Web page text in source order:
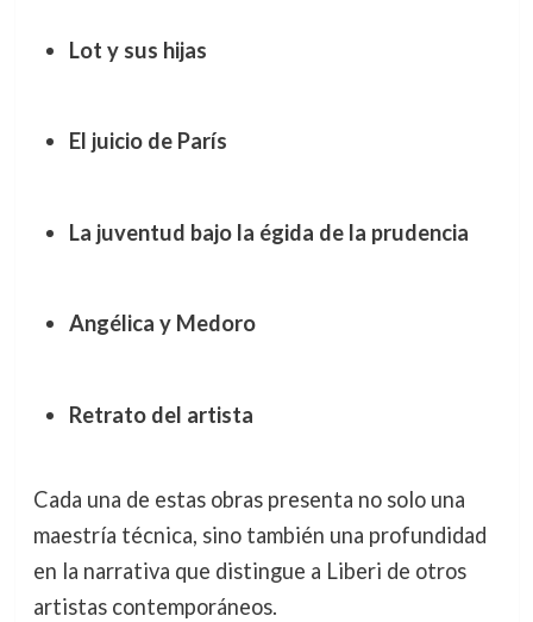
Lot y sus hijas
El juicio de París
La juventud bajo la égida de la prudencia
Angélica y Medoro
Retrato del artista
Cada una de estas obras presenta no solo una
maestría técnica, sino también una profundidad
en la narrativa que distingue a Liberi de otros
artistas contemporáneos.